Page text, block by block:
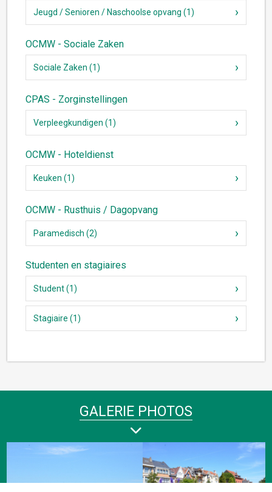
Jeugd / Senioren / Naschoolse opvang (1)
OCMW - Sociale Zaken
Sociale Zaken (1)
CPAS - Zorginstellingen
Verpleegkundigen (1)
OCMW - Hoteldienst
Keuken (1)
OCMW - Rusthuis / Dagopvang
Paramedisch (2)
Studenten en stagiaires
Student (1)
Stagiaire (1)
GALERIE PHOTOS